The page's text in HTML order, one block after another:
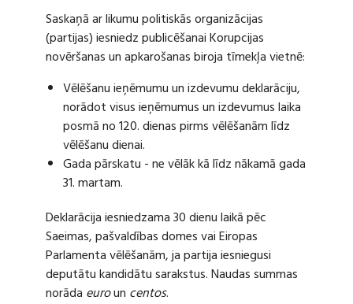
Saskaņā ar likumu politiskās organizācijas
(partijas) iesniedz publicēšanai Korupcijas
novēršanas un apkarošanas biroja tīmekļa vietnē:
Vēlēšanu ieņēmumu un izdevumu deklarāciju,
norādot visus ieņēmumus un izdevumus laika
posmā no 120. dienas pirms vēlēšanām līdz
vēlēšanu dienai.
Gada pārskatu - ne vēlāk kā līdz nākamā gada
31. martam.
Deklarācija iesniedzama 30 dienu laikā pēc
Saeimas, pašvaldības domes vai Eiropas
Parlamenta vēlēšanām, ja partija iesniegusi
deputātu kandidātu sarakstus. Naudas summas
norāda euroun centos.